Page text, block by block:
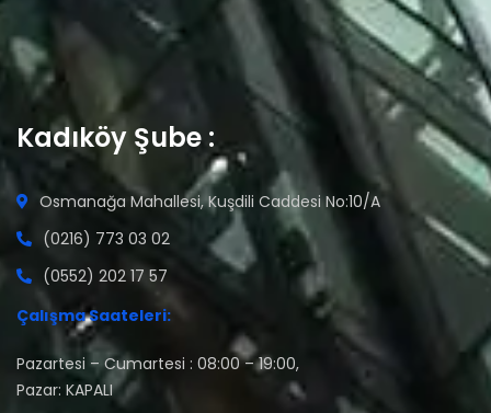
Kadıköy Şube :
Osmanağa Mahallesi, Kuşdili Caddesi No:10/A
(0216) 773 03 02
(0552) 202 17 57
Çalışma Saateleri:
Pazartesi – Cumartesi : 08:00 – 19:00,
Pazar: KAPALI